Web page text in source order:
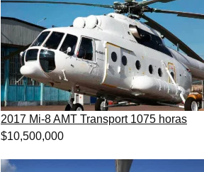
2017 Mi-8 AMT Transport 1075 horas
$10,500,000